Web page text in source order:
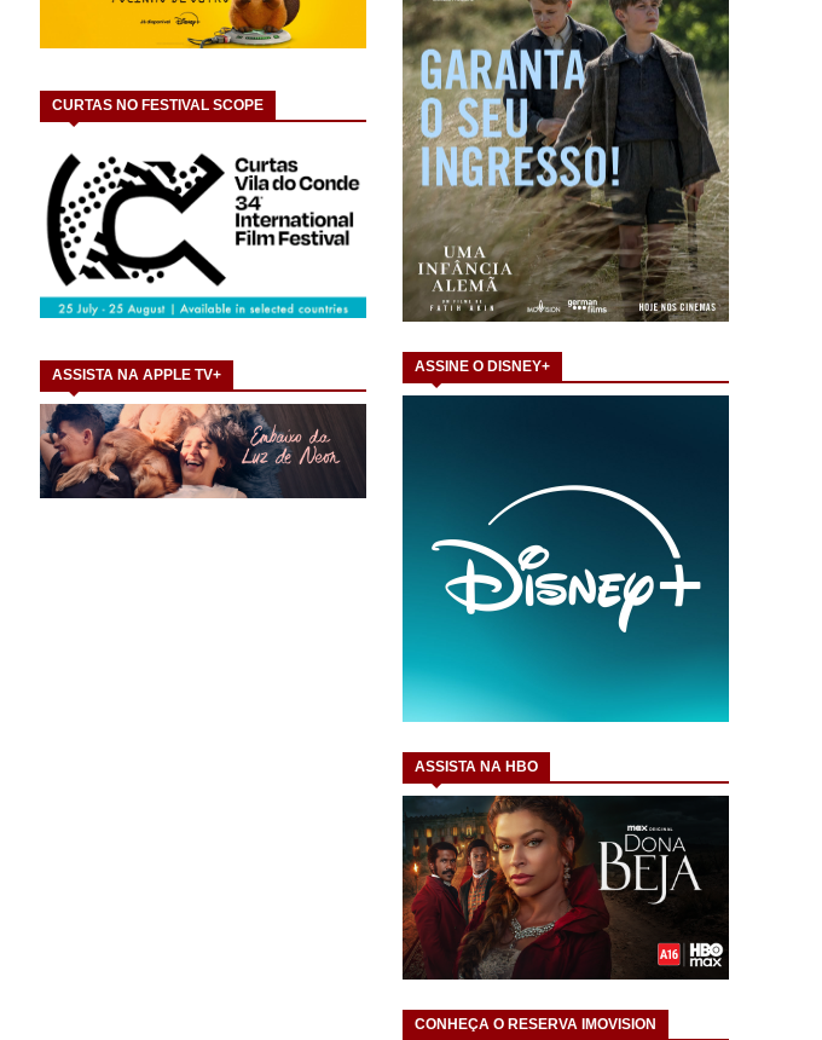
CURTAS NO FESTIVAL SCOPE
ASSISTA NA APPLE TV+ ASSINE O DISNEY+
ASSISTA NA HBO
CONHEÇA O RESERVA IMOVISION